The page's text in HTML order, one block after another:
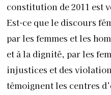
constitution de 2011 est
Est-ce que le discours
par les femmes et les
et à la dignité, par les
injustices et des
témoignent les centres